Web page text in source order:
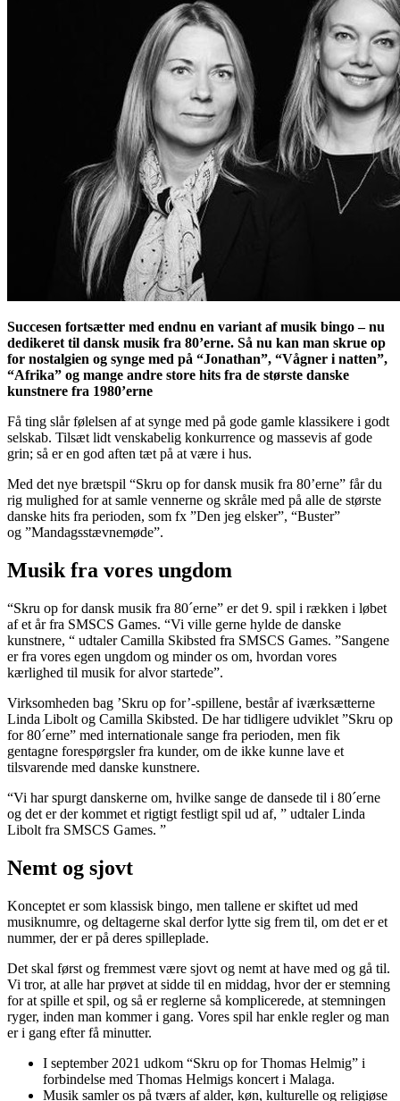
Succesen fortsætter med endnu en variant af musik bingo – nu
dedikeret til dansk musik fra 80’erne. Så nu kan man skrue op
for nostalgien og synge med på “Jonathan”, “Vågner i natten”,
“Afrika” og mange andre store hits fra de største danske
kunstnere fra 1980’erne
Få ting slår følelsen af at synge med på gode gamle klassikere i godt
selskab. Tilsæt lidt venskabelig konkurrence og massevis af gode
grin; så er en god aften tæt på at være i hus.
Med det nye brætspil “Skru op for dansk musik fra 80’erne” får du
rig mulighed for at samle vennerne og skråle med på alle de største
danske hits fra perioden, som fx ”Den jeg elsker”, “Buster”
og ”Mandagsstævnemøde”.
Musik fra vores ungdom
“Skru op for dansk musik fra 80´erne” er det 9. spil i rækken i løbet
af et år fra SMSCS Games. “Vi ville gerne hylde de danske
kunstnere, “ udtaler Camilla Skibsted fra SMSCS Games. ”Sangene
er fra vores egen ungdom og minder os om, hvordan vores
kærlighed til musik for alvor startede”.
Virksomheden bag ’Skru op for’-spillene, består af iværksætterne
Linda Libolt og Camilla Skibsted. De har tidligere udviklet ”Skru op
for 80´erne” med internationale sange fra perioden, men fik
gentagne forespørgsler fra kunder, om de ikke kunne lave et
tilsvarende med danske kunstnere.
“Vi har spurgt danskerne om, hvilke sange de dansede til i 80´erne
og det er der kommet et rigtigt festligt spil ud af, ” udtaler Linda
Libolt fra SMSCS Games. ”
Nemt og sjovt
Konceptet er som klassisk bingo, men tallene er skiftet ud med
musiknumre, og deltagerne skal derfor lytte sig frem til, om det er et
nummer, der er på deres spilleplade.
Det skal først og fremmest være sjovt og nemt at have med og gå til.
Vi tror, at alle har prøvet at sidde til en middag, hvor der er stemning
for at spille et spil, og så er reglerne så komplicerede, at stemningen
ryger, inden man kommer i gang. Vores spil har enkle regler og man
er i gang efter få minutter.
I september 2021 udkom “Skru op for Thomas Helmig” i
forbindelse med Thomas Helmigs koncert i Malaga.
Musik samler os på tværs af alder, køn, kulturelle og religiøse